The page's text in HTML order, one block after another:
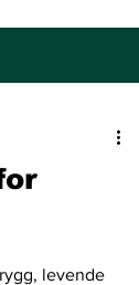
levende